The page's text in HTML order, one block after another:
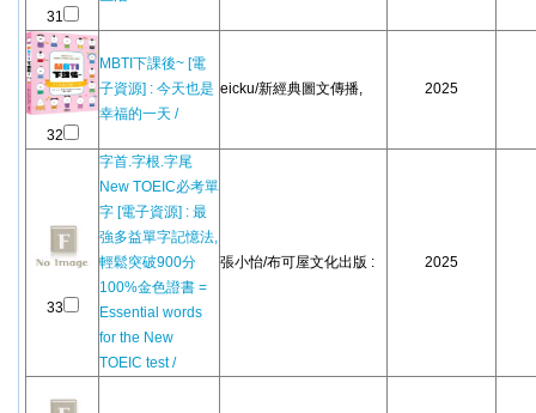
31
32
MBTI下課後~ [電
子資源] : 今天也是
幸福的一天 /
eicku/新經典圖文傳播, 2025
33
字首.字根.字尾
New TOEIC必考單
字 [電子資源] : 最
強多益單字記憶法,
輕鬆突破900分
100%金色證書 =
Essential words
for the New
TOEIC test /
張小怡/布可屋文化出版 : 2025